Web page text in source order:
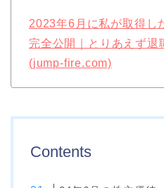
2023年6月に私が取得し
完全公開｜とりあえず退
(jump-fire.com)
Contents